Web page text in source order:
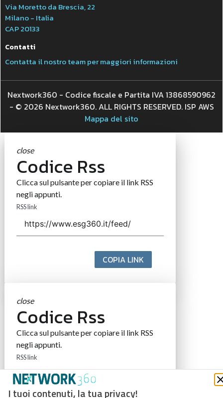
I tuoi contenuti, la tua privacy!
Via Moretto da Brescia, 22
Milano - Italia
CAP 20133
Contatti
Contatta il nostro team per maggiori informazioni
Nextwork360 - Codice fiscale e Partita IVA 13868590962
- © 2026 Nextwork360. ALL RIGHTS RESERVED. ISP AWS
Mappa del sito
close
Codice Rss
Clicca sul pulsante per copiare il link RSS
negli appunti.
RSS link
COPIA LINK
close
Codice Rss
Clicca sul pulsante per copiare il link RSS
negli appunti.
RSS link